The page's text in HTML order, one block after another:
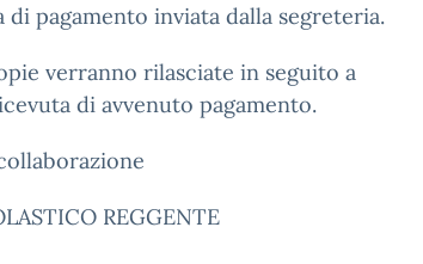
pagamento inviata dalla segreteria.
verranno rilasciate in seguito a
di avvenuto pagamento.
REGGENTE